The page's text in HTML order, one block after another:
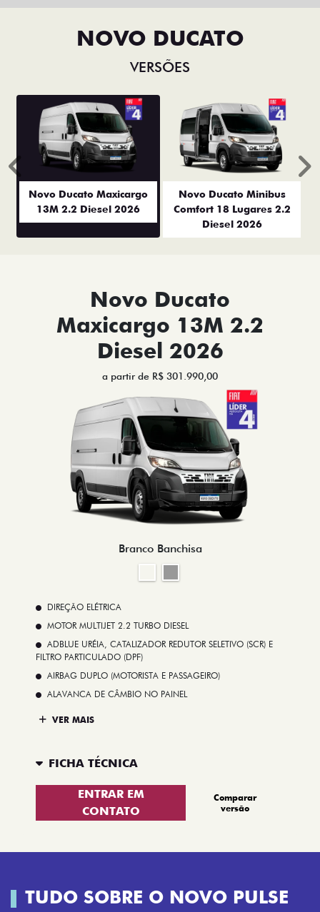
NOVO DUCATO
VERSÕES
Novo Ducato Maxicargo
13M 2.2 Diesel 2026
Novo Ducato Minibus
Comfort 18 Lugares 2.2
Diesel 2026
Anterior
Novo Ducato
Maxicargo 13M 2.2
Diesel 2026
a partir de R$ 301.990,00
Branco Banchisa
DIREÇÃO ELÉTRICA
MOTOR MULTIJET 2.2 TURBO DIESEL
ADBLUE URÉIA, CATALIZADOR REDUTOR SELETIVO (SCR) E
FILTRO PARTICULADO (DPF)
AIRBAG DUPLO (MOTORISTA E PASSAGEIRO)
ALAVANCA DE CÂMBIO NO PAINEL
VER MAIS
FICHA TÉCNICA
ENTRAR EM
CONTATO
Comparar
versão
TUDO SOBRE O NOVO PULSE